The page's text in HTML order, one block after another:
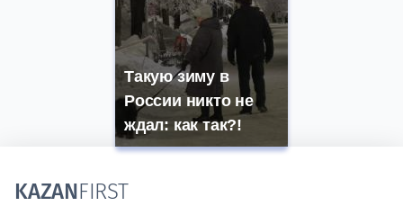
Такую зиму в
России никто не
ждал: как так?!
KAZANFIRST